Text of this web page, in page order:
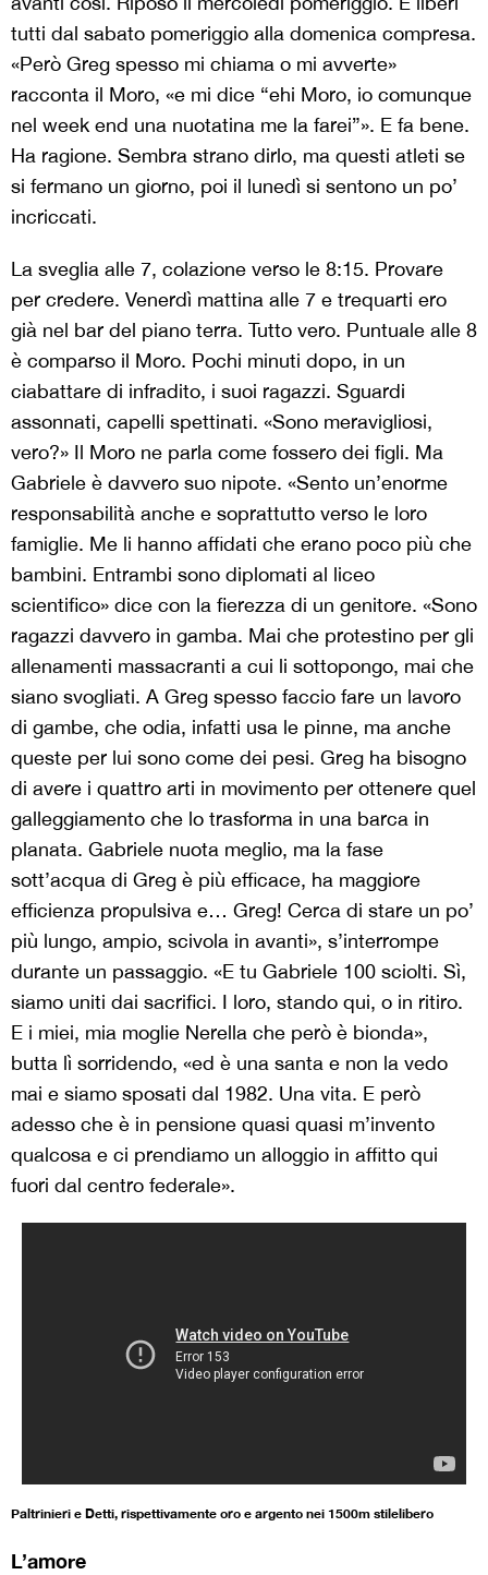
tutti dal sabato pomeriggio alla domenica compresa.
«Però Greg spesso mi chiama o mi avverte»
racconta il Moro, «e mi dice “ehi Moro, io comunque
nel week end una nuotatina me la farei”». E fa bene.
Ha ragione. Sembra strano dirlo, ma questi atleti se
si fermano un giorno, poi il lunedì si sentono un po’
incriccati.
La sveglia alle 7, colazione verso le 8:15. Provare
per credere. Venerdì mattina alle 7 e trequarti ero
già nel bar del piano terra. Tutto vero. Puntuale alle 8
è comparso il Moro. Pochi minuti dopo, in un
ciabattare di infradito, i suoi ragazzi. Sguardi
assonnati, capelli spettinati. «Sono meravigliosi,
vero?» Il Moro ne parla come fossero dei figli. Ma
Gabriele è davvero suo nipote. «Sento un’enorme
responsabilità anche e soprattutto verso le loro
famiglie. Me li hanno affidati che erano poco più che
bambini. Entrambi sono diplomati al liceo
scientifico» dice con la fierezza di un genitore. «Sono
ragazzi davvero in gamba. Mai che protestino per gli
allenamenti massacranti a cui li sottopongo, mai che
siano svogliati. A Greg spesso faccio fare un lavoro
di gambe, che odia, infatti usa le pinne, ma anche
queste per lui sono come dei pesi. Greg ha bisogno
di avere i quattro arti in movimento per ottenere quel
galleggiamento che lo trasforma in una barca in
planata. Gabriele nuota meglio, ma la fase
sott’acqua di Greg è più efficace, ha maggiore
efficienza propulsiva e… Greg! Cerca di stare un po’
più lungo, ampio, scivola in avanti», s’interrompe
durante un passaggio. «E tu Gabriele 100 sciolti. Sì,
siamo uniti dai sacrifici. I loro, stando qui, o in ritiro.
E i miei, mia moglie Nerella che però è bionda»,
butta lì sorridendo, «ed è una santa e non la vedo
mai e siamo sposati dal 1982. Una vita. E però
adesso che è in pensione quasi quasi m’invento
qualcosa e ci prendiamo un alloggio in affitto qui
fuori dal centro federale».
Paltrinieri e Detti, rispettivamente oro e argento nei 1500m stilelibero
L’amore